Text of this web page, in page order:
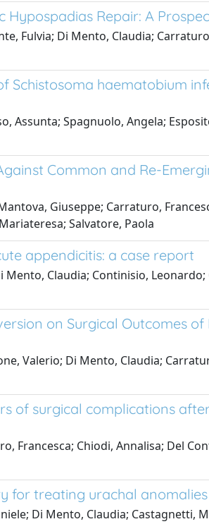
Repair: A
Fulvia; Di Mento, Claudia;
Schistosoma haematobium
Assunta; Spagnuolo, Angela;
Common and Re-
Giuseppe; Carraturo,
Salvatore, Paola
appendicitis: a case report
Claudia; Continisio,
on Surgical Outcomes
Valerio; Di Mento, Claudia;
of surgical complications
Francesca; Chiodi, Annalisa; Del
for treating urachal
Di Mento, Claudia; Castagnetti,